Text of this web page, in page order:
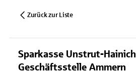
Zurück zur Liste
Sparkasse Unstrut-Hainich
Geschäftsstelle Ammern